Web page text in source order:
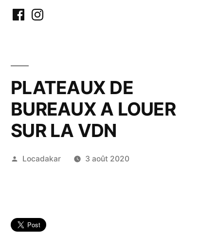
FacebookInstagram
PLATEAUX DE
BUREAUX A LOUER
SUR LA VDN
Publié
Locadakar 3 août 2020